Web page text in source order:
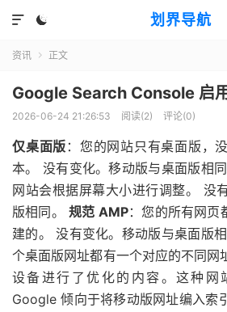
划界导航


资讯  正文
Google Search Console 启
2026-06-24 21:26:53 阅读(2) 评论(0)
仅桌面版 ：您的网站只有桌面版，
本。 没有变化。移动版与桌面版相同
网站会根据屏幕大小进行调整。 没
版相同。规范 AMP：您的所有网页
建的。 没有变化。移动版与桌面版
个桌面版网址都有一个对应的不同网
设备进行了优化的内容。这种网
Google 倾向于将移动版网址编入索